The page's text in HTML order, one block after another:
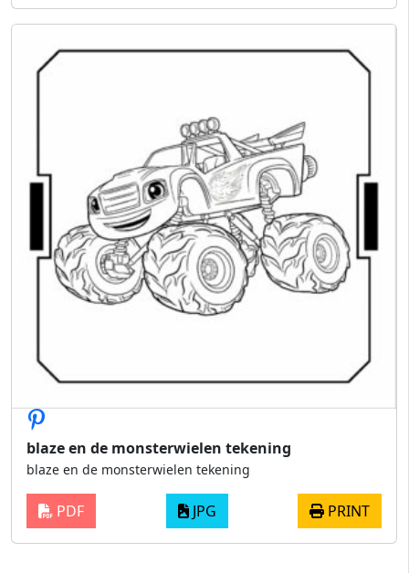
blaze en de monsterwielen tekening
blaze en de monsterwielen tekening
PDF JPG PRINT